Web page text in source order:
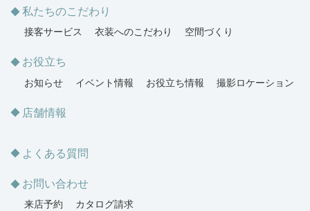
私たちのこだわり
接客サービス 衣装へのこだわり 空間づくり
お役立ち
お知らせ イベント情報 お役立ち情報 撮影ロケーション
店舗情報
よくある質問
お問い合わせ
来店予約 カタログ請求